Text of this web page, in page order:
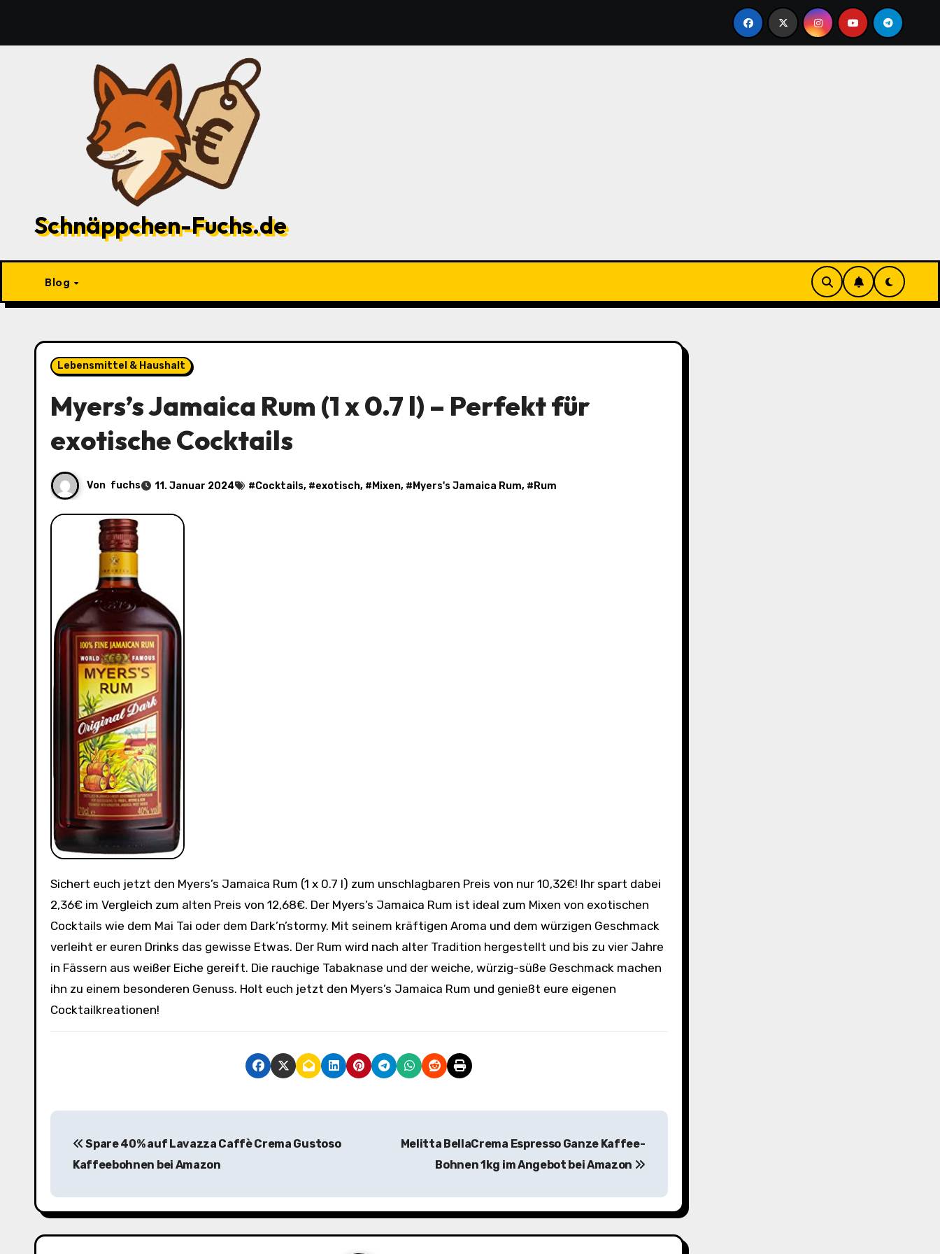
springen
Schnäppchen-Fuchs.de
Blog
Lebensmittel & Haushalt
Myers’s Jamaica Rum (1 x 0.7 l) – Perfekt für
exotische Cocktails
Von fuchs 11. Januar 2024 #Cocktails, #exotisch, # Mixen, # Myers's Jamaica Rum, # Rum
Sichert euch jetzt den Myers’s Jamaica Rum (1 x 0.7 l) zum unschlagbaren Preis von nur 10,32€! Ihr spart dabei
2,36€ im Vergleich zum alten Preis von 12,68€. Der Myers’s Jamaica Rum ist ideal zum Mixen von exotischen
Cocktails wie dem Mai Tai oder dem Dark’n’stormy. Mit seinem kräftigen Aroma und dem würzigen Geschmack
verleiht er euren Drinks das gewisse Etwas. Der Rum wird nach alter Tradition hergestellt und bis zu vier Jahre
in Fässern aus weißer Eiche gereift. Die rauchige Tabaknase und der weiche, würzig-süße Geschmack machen
ihn zu einem besonderen Genuss. Holt euch jetzt den Myers’s Jamaica Rum und genießt eure eigenen
Cocktailkreationen!
B
t
r
Spare 40% auf Lavazza Caffè Crema Gustoso
Kaffeebohnen bei Amazon
Melitta BellaCrema Espresso Ganze Kaffee-
Bohnen 1kg im Angebot bei Amazon